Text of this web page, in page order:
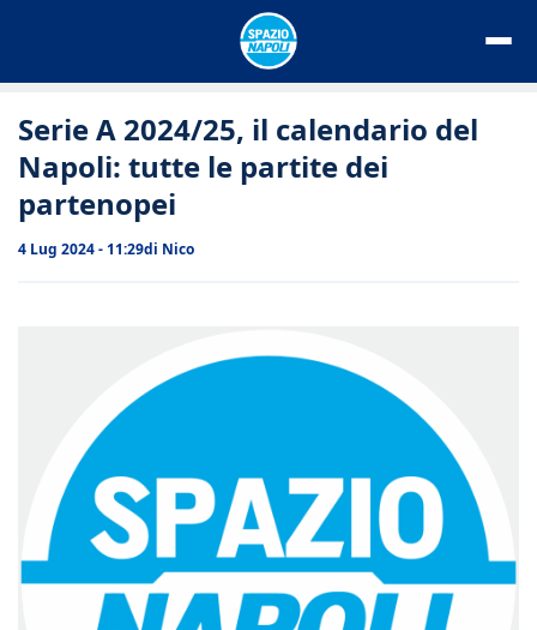
Serie A 2024/25, il calendario del
Napoli: tutte le partite dei
partenopei
4 Lug 2024 - 11:29di Nico